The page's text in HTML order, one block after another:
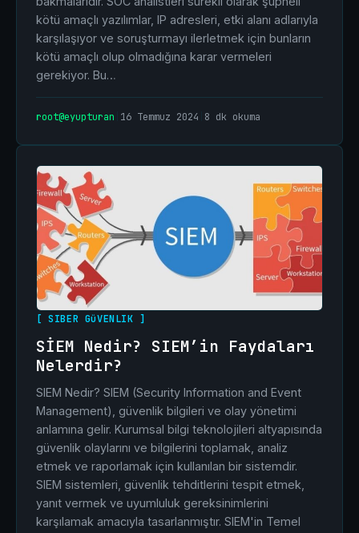
kötü amaçlı yazılımlar, IP adresleri, etki alanı adlarıyla
karşılaşıyor ve soruşturmayı ilerletmek için bunların
kötü amaçlı olup olmadığına karar vermeleri
gerekiyor. Bu…
root@eyupturan 16 Temmuz 2024 8 dk okuma
[ SIBER GüVENLIK ]
SİEM Nedir? SIEM’in Faydaları
Nelerdir?
SIEM Nedir? SIEM (Security Information and Event
Management), güvenlik bilgileri ve olay yönetimi
anlamına gelir. Kurumsal bilgi teknolojileri altyapısında
güvenlik olaylarını ve bilgilerini toplamak, analiz
etmek ve raporlamak için kullanılan bir sistemdir.
SIEM sistemleri, güvenlik tehditlerini tespit etmek,
yanıt vermek ve uyumluluk gereksinimlerini
karşılamak amacıyla tasarlanmıştır. SIEM'in Temel